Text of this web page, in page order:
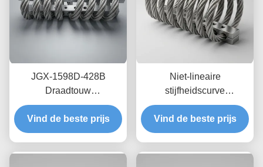
JGX-1598D-428B
Draadtouw
Trillingsisolator Schimmel
Chemisch wasbestendige
isolatie van roestvrij staal
Vind de beste prijs
Niet-lineaire
stijfheidscurve
draadkabelisolator JGX-
2228D-665B
Milieuvriendelijke
Vind de beste prijs